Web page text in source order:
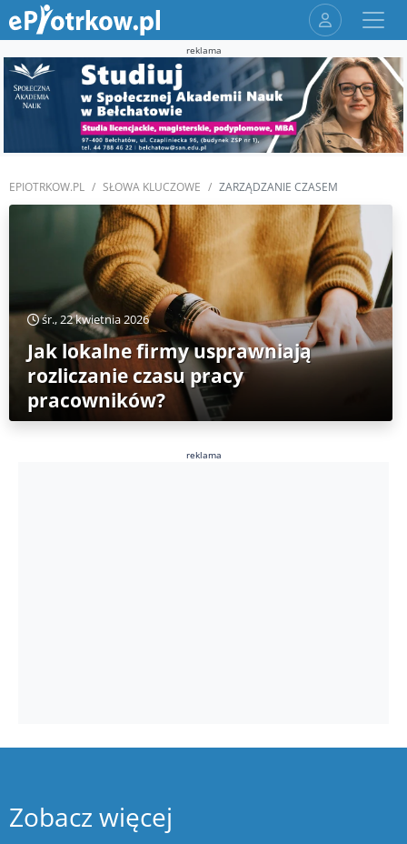
reklama
EPIOTRKOW.PL SŁOWA KLUCZOWE ZARZĄDZANIE CZASEM
śr., 22 kwietnia 2026
Jak lokalne firmy usprawniają
rozliczanie czasu pracy
pracowników?
reklama
Zobacz więcej